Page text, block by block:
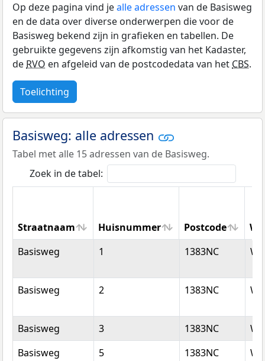
Op deze pagina vind jealle adressen van de Basisweg
en de data over diverse onderwerpen die voor de
Basisweg bekend zijn in grafieken en tabellen. De
gebruikte gegevens zijn afkomstig van het Kadaster,
deRVO en afgeleid van de postcodedata van hetCBS.
Toelichting
Basisweg: alle adressen
Tabel met alle 15 adressen van de Basisweg.
Zoek in de tabel:
Straatnaam Huisnummer Postcode
Straatnaam
Huisnummer Postcode
Basisweg 1 1383NC
Basisweg 2 1383NC
Basisweg 3 1383NC
Basisweg
5 1383NC